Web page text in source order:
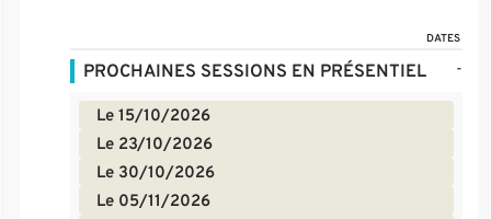
DATES
PROCHAINES SESSIONS EN PRÉSENTIEL -
Le 15/10/2026
Le 23/10/2026
Le 30/10/2026
Le 05/11/2026